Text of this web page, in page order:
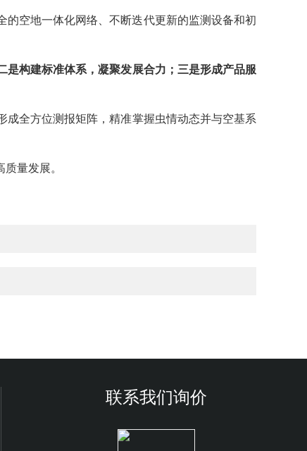
空地一体化网络、不断迭代更新的监测设备和初
是构建标准体系，凝聚发展合力；三是形成产品服
成全方位测报矩阵，精准掌握虫情动态并与空基系
量发展。
联系我们询价